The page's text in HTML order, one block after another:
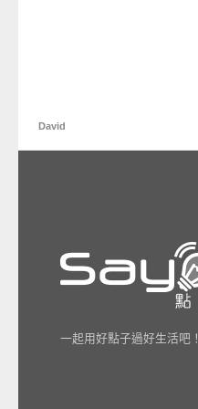
David
一起用好點子過好生活吧！